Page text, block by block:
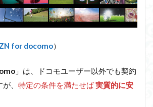
for docomo）
」は、ドコモユーザー以外でも契約
、 特定の条件を満たせば実質的に安